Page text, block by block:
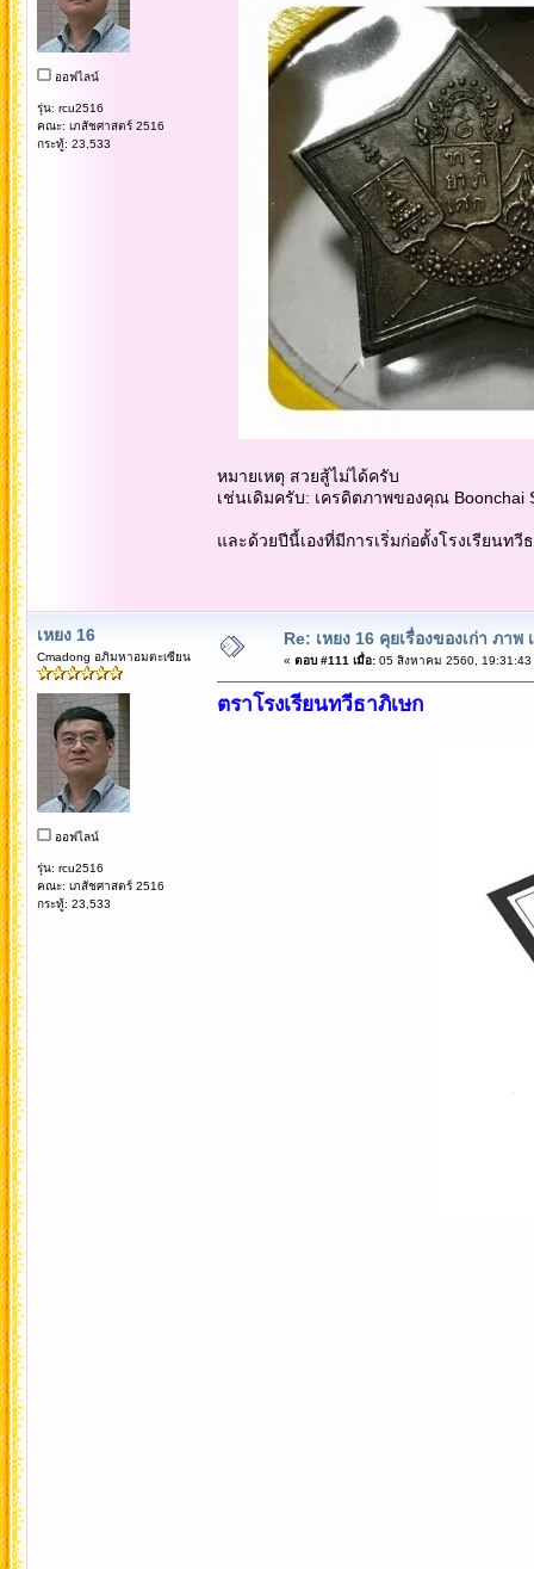
ออฟไลน์
รุ่น: rcu2516
คณะ: เภสัชศาสตร์ 2516
กระทู้: 23,533
หมายเหตุ สวยสู้ไม่ได้ครับ
เช่นเดิมครับ: เครดิตภาพของคุณ Boonchai
และด้วยปีนี้เองที่มีการเริ่มก่อตั้งโรงเรียนท
เหยง 16
Cmadong อภิมหาอมตะเซียน
ออฟไลน์
รุ่น: rcu2516
คณะ: เภสัชศาสตร์ 2516
กระทู้: 23,533
Re: เหยง 16 คุยเรื่องของเก่า ภา
« ตอบ #111 เมื่อ:05 สิงหาคม 2560, 19:31:43
ตราโรงเรียนทวีธาภิเษก